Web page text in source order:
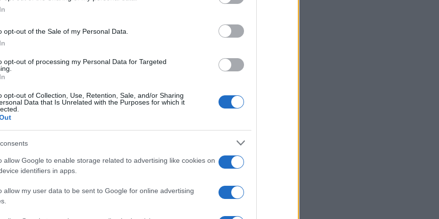
opt-out of the Sale of my Personal Data.
opt-out of processing my Personal Data for Targeted
opt-out of Collection, Use, Retention, Sale, and/or Sharing
Data that Is Unrelated with the Purposes for which it
allow Google to enable storage related to advertising like cookies on
identifiers in apps.
allow my user data to be sent to Google for online advertising
και το προϊόν χειλιών που έχει μαζί της ακόμη και στα